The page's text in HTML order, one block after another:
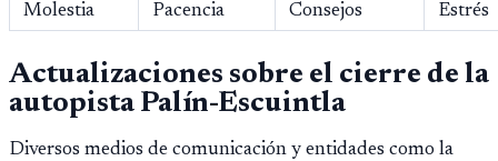
Molestia Pacencia Consejos Estrés
Actualizaciones sobre el cierre de la
autopista Palín-Escuintla
Diversos medios de comunicación y entidades como la